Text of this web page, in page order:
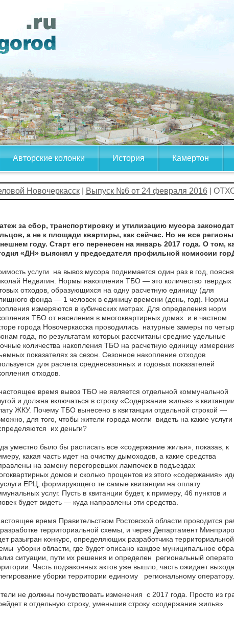
Авторские колонки История Камертон
Новочеркасск| Выпуск №6 от 24 февраля 2016|
за сбор, транспортировку и утилизацию мусора
а не к площади квартиры, как сейчас. Но не все
году. Старт его перенесен на январь 2017 года. О
«ДН» выяснял у председателя профильной комиссии
услуги на вывоз мусора поднимается один раз в год,
Недвигин. Нормы накопления ТБО — это количество твердых
отходов, образующихся на одну расчетную единицу (для
фонда — 1 человек в единицу времени (день, год). Нормы
измеряются в кубических метрах. Для определения норм
ТБО от населения в многоквартирных домах и в частном
города Новочеркасска проводились натурные замеры по
года, по результатам которых рассчитаны средние удельные
количества накопления ТБО на расчетную единицу
показателях за сезон. Сезонное накопление отходов
для расчета среднесезонных и годовых показателей
отходов.
время вывоз ТБО не является отдельной коммунальной
и должна включаться в строку «Содержание жилья» в
ЖКУ. Почему ТБО вынесено в квитанции отдельной строкой —
для того, чтобы жители города могли видеть на какие услуги
их деньги?
уместно было бы расписать все «содержание жилья», показав, к
какая часть идет на очистку дымоходов, а какие средства
на замену перегоревших лампочек в подъездах
домов и сколько процентов из этого «содержания»
ЕРЦ, формирующего те самые квитанции на оплату
услуг. Пусть в квитанции будет, к примеру, 46 пунктов и
будет видеть — куда направлены эти средства.
время Правительством Ростовской области проводится
территориальной схемы, и через Департамент
разыгран конкурс, определяющих разработчика территориальной
уборки области, где будет описано каждое муниципальное
ситуации, пути их решения и определен региональный
Часть подзаконных актов уже вышло, часть ожидает
уборки территории единому региональному оператору.
не должны почувствовать изменения с 2017 года. Просто из
в отдельную строку, уменьшив строку «содержание жилья»